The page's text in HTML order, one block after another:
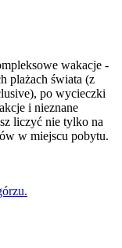
wakacje -
plażach świata (z
po wycieczki
i nieznane
liczyć nie tylko na
w miejscu pobytu.